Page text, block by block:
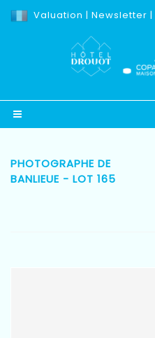
Valuation | Newsletter |
PHOTOGRAPHE DE
BANLIEUE - LOT 165